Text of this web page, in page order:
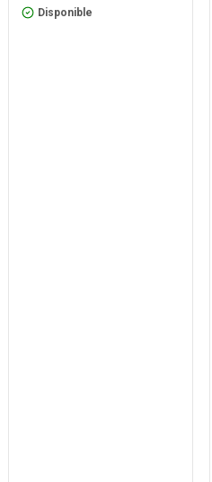
Disponible